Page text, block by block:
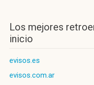
Los mejores
inicio
evisos.es
evisos.com.ar